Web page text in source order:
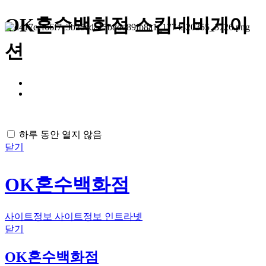
OK혼수백화점 스킵네비게이
션
하루 동안 열지 않음
닫기
OK혼수백화점
사이트정보 사이트정보 인트라넷
닫기
OK혼수백화점